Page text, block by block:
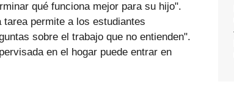
qué funciona mejor para su hijo".
permite a los estudiantes
sobre el trabajo que no entienden".
en el hogar puede entrar en